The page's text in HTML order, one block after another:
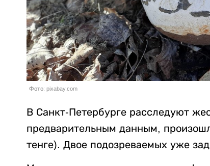
Фото: pixabay.com
В Санкт-Петербурге расследуют
предварительным данным,
тенге). Двое подозреваемых уже